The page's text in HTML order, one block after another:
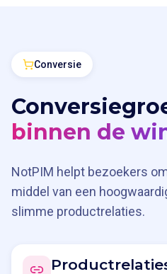
Conversie
binnen de
NotPIM helpt bezoekers
middel van een
slimme productrelaties.